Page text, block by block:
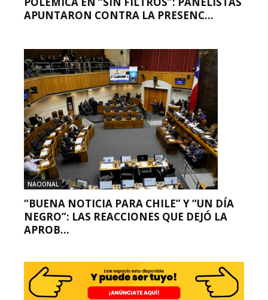
APUNTARON CONTRA LA PRESENC...
NACIONAL
“BUENA NOTICIA PARA CHILE” Y “UN DÍA
NEGRO”: LAS REACCIONES QUE DEJÓ LA
APROB...